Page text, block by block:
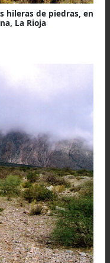
pasacana):
alturas de hasta
una madera
cuya superficie
o celdillas que la
vista arqueológico,
espinas como
peines. Sus